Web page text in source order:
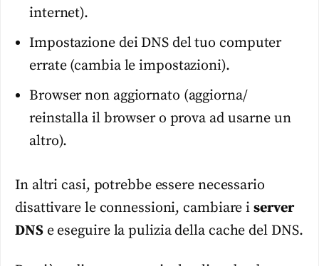
internet).
Impostazione dei DNS del tuo computer
errate (cambia le impostazioni).
Browser non aggiornato (aggiorna/
reinstalla il browser o prova ad usarne un
altro).
In altri casi, potrebbe essere necessario
disattivare le connessioni, cambiare iserver
DNSe eseguire la pulizia della cache del DNS.